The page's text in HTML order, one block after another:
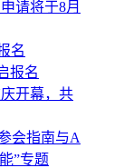
请将于8月
名
报名
开幕，共
会指南与A
”专题